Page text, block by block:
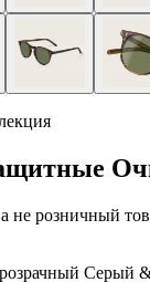
не розничный
Серый